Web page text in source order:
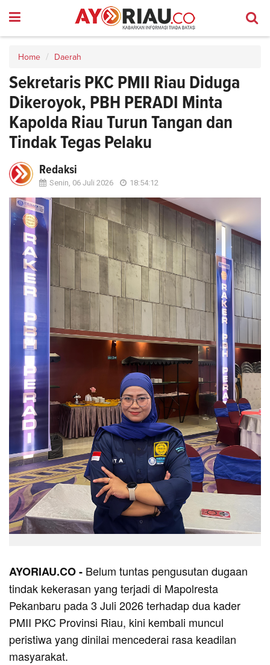
Home Daerah
Sekretaris PKC PMII Riau Diduga
Dikeroyok, PBH PERADI Minta
Kapolda Riau Turun Tangan dan
Tindak Tegas Pelaku
Redaksi
Senin, 06 Juli 2026 18:54:12
AYORIAU.CO - Belum tuntas pengusutan dugaan
tindak kekerasan yang terjadi di Mapolresta
Pekanbaru pada 3 Juli 2026 terhadap dua kader
PMII PKC Provinsi Riau, kini kembali muncul
peristiwa yang dinilai mencederai rasa keadilan
masyarakat.